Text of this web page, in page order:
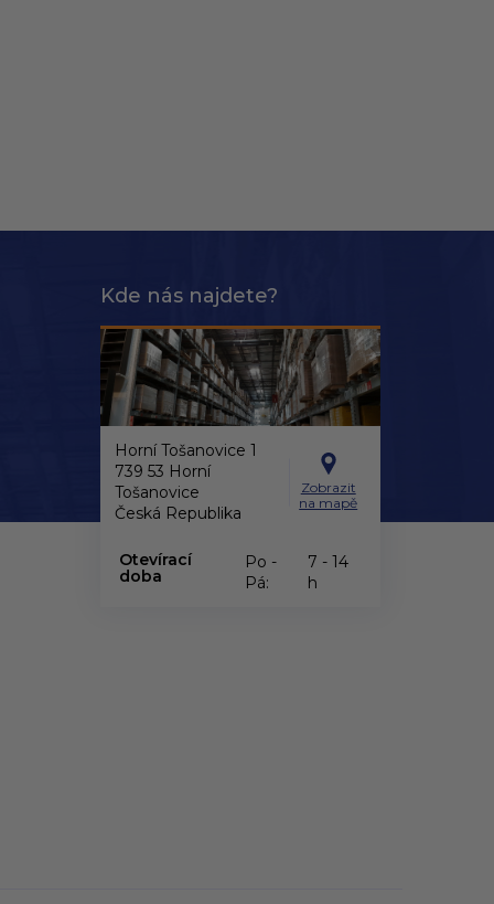
Kde nás najdete?
Horní Tošanovice 1
739 53 Horní
Tošanovice
Česká Republika
Zobrazit
na mapě
Otevírací
doba
Po -
Pá:
7 - 14
h